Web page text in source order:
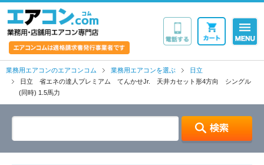
業務用エアコンのエアコンコム 業務用エアコンを選ぶ
日立
日立 省エネの達人プレミアム てんかせJr. 天井カセット形4方向 シングル
(同時) 1.5馬力